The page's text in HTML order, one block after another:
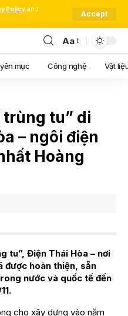
Policy and
Accept
Font
Resizer
Aa
mục Công nghệ Vật
trùng tu” di
– ngôi điện
Hoàng
tu”, Điện Thái Hòa – nơi
được hoàn thiện, sẵn
nước và quốc tế đến
cho xây dựng vào năm